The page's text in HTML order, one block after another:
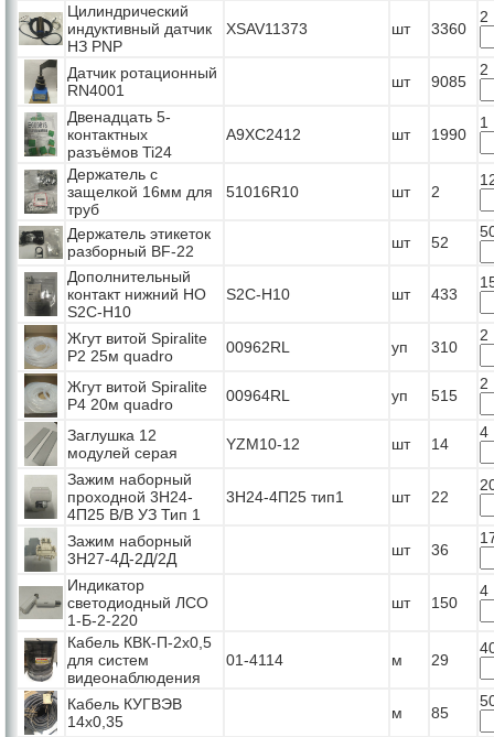
Цилиндрический
индуктивный датчик
НЗ PNP
XSAV11373 шт 3360
2
Датчик ротационный
RN4001
шт 9085
2
Двенадцать 5-
контактных
разъёмов Ti24
A9XC2412 шт 1990
1
Держатель с
защелкой 16мм для
труб
51016R10 шт 2
Держатель этикеток
разборный BF-22
шт 52
Дополнительный
контакт нижний НО
S2C-H10
S2C-H10 шт 433
Жгут витой Spiralite
P2 25м quadro
00962RL уп 310
2
Жгут витой Spiralite
P4 20м quadro
00964RL уп 515
2
Заглушка 12
модулей серая
YZM10-12 шт 14
4
Зажим наборный
проходной 3Н24-
4П25 В/В УЗ Тип 1
3Н24-4П25 тип1 шт 22
Зажим наборный
3Н27-4Д-2Д/2Д
шт 36
Индикатор
светодиодный ЛСО
1-Б-2-220
шт 150
4
Кабель КВК-П-2x0,5
для систем
видеонаблюдения
01-4114 м 29
Кабель КУГВЭВ
14x0,35
м 85